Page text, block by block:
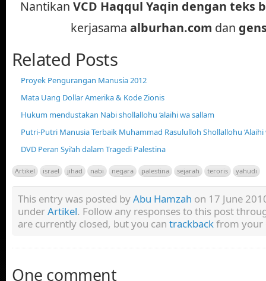
Nantikan VCD Haqqul Yaqin dengan teks
kerjasama alburhan.com dan
Related Posts
Proyek Pengurangan Manusia 2012
Mata Uang Dollar Amerika & Kode Zionis
Hukum mendustakan Nabi shollallohu ‘alaihi wa sallam
Putri-Putri Manusia Terbaik Muhammad Rasululloh Shollallohu ‘Alaihi
DVD Peran Syi’ah dalam Tragedi Palestina
Artikel israel jihad nabi negara palestina sejarah teroris yahudi
This entry was posted byAbu Hamzah on 17 June
underArtikel. Follow any responses to this post
are currently closed, but you can trackbackfrom your
One comment